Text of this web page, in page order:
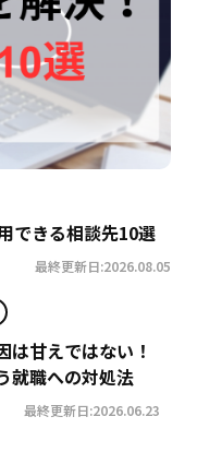
できる相談先10選
最終更新日:2026.08.05
は甘えではない！
就職への対処法
最終更新日:2026.06.23